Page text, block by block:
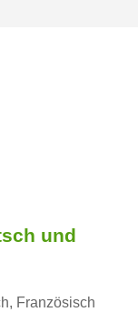
und
Französisch